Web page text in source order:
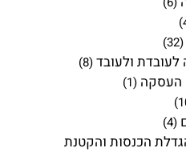
(32)
ולעובד(8)
העסקה (1)
(4)
הכנסות והקטנת